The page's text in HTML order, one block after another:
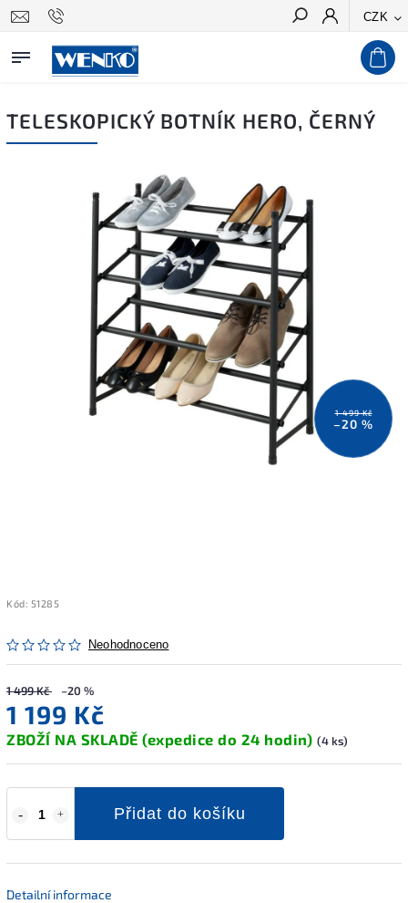
CZK
Hledat
TELESKOPICKÝ BOTNÍK HERO, ČERNÝ
1 499 Kč
–20 %
Kód: 51285
Neohodnoceno
1 499 Kč –20 %
1 199 Kč
ZBOŽÍ NA SKLADĚ (expedice do 24 hodin) (4 ks)
Přidat do košíku
Detailní informace